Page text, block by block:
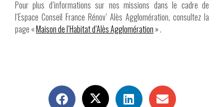
Pour plus d’informations sur nos missions dans le cadre de
l’Espace Conseil France Rénov’ Alès Agglomération, consultez la
page «Maison de l’Habitat d’Alès Agglomération » .